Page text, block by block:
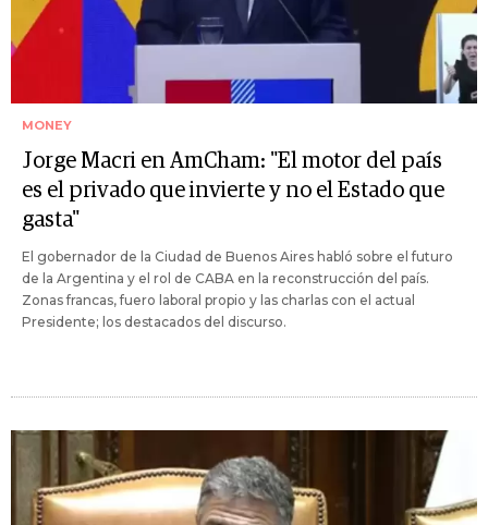
MONEY
Jorge Macri en AmCham: "El motor del país
es el privado que invierte y no el Estado que
gasta"
El gobernador de la Ciudad de Buenos Aires habló sobre el futuro
de la Argentina y el rol de CABA en la reconstrucción del país.
Zonas francas, fuero laboral propio y las charlas con el actual
Presidente; los destacados del discurso.